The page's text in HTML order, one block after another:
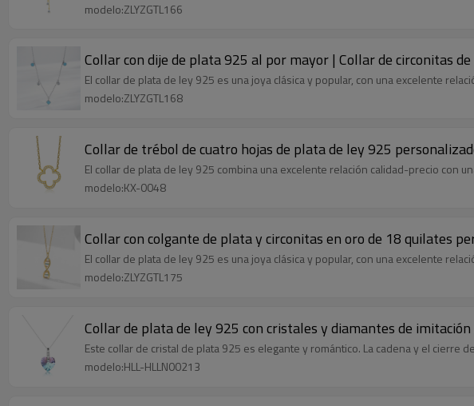
modelo:ZLYZGTL166
Collar con dije de plata 925 al por mayor | Collar de circonitas
El collar de plata de ley 925 es una joya clásica y popular, con una excelente
modelo:ZLYZGTL168
Collar de trébol de cuatro hojas de plata de ley 925
El collar de plata de ley 925 combina una excelente relación calidad-precio con
modelo:KX-0048
Collar con colgante de plata y circonitas en oro de 18 quilates
El collar de plata de ley 925 es una joya clásica y popular, con una excelente
modelo:ZLYZGTL175
Collar de plata de ley 925 con cristales y diamantes de
Este collar de cristal de plata 925 es elegante y romántico. La cadena y el
modelo:HLL-HLLN00213